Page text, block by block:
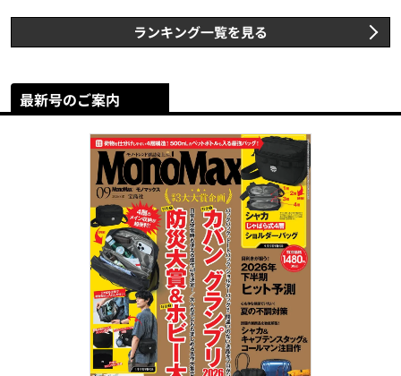
ランキング一覧を見る
最新号のご案内